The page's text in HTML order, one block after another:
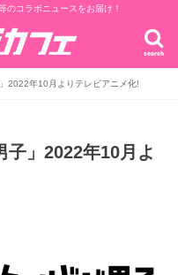
のコラボニュースをお届け！
search
2022年10月よりテレビアニメ化!
子」2022年10月よ